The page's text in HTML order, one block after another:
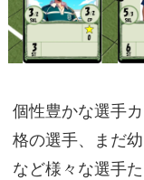
個性豊かな選手
格の選手、まだ
など様々な選手た